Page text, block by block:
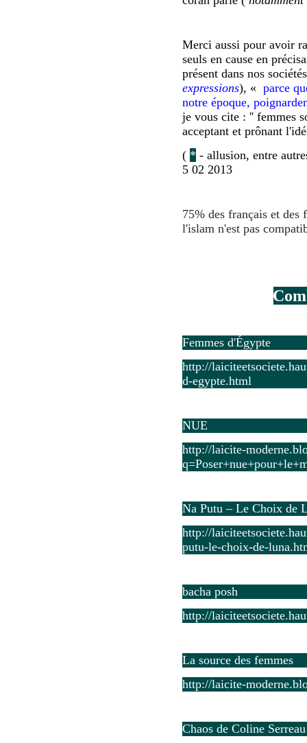
Merci aussi pour avoir
seuls en cause en
présent dans nos
expressions), « parce
notre époque,
je vous cite : '' femmes
acceptant et prônant
( * - allusion, entre
5 02 2013
75% des français et des
l'islam n'est pas
Femmes d'Égypte
http://
d-egypte.html
NUE
http://laicite-
Na Putu – Le Choix de
http://
putu-le-choix-de-
bacha posh
http://
La source des femmes
http://laicite-
Chaos de Coline Serreau